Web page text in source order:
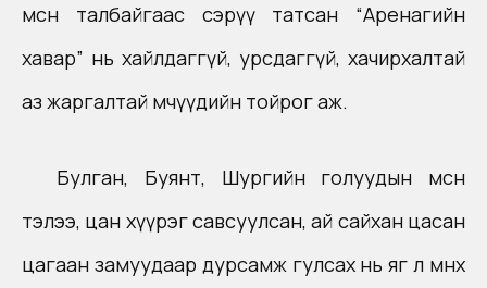
мөсөн талбайгаас сэрүү татсан “Аренагийн
хавар” нь хайлдаггүй, урсдаггүй, хачирхалтай
аз жаргалтай мөчүүдийн тойрог аж.
Булган, Буянт, Шургийн голуудын мөсөн
тэлээ, цан хүүрэг савсуулсан, ай сайхан цасан
цагаан замуудаар дурсамж гулсах нь яг л мөнөөх